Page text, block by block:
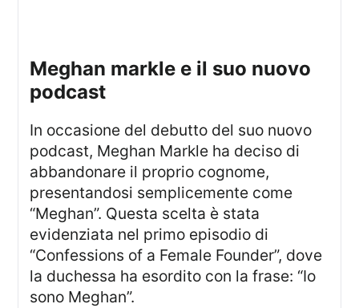
meghan markle e il suo nuovo
podcast
In occasione del debutto del suo nuovo
podcast, Meghan Markle ha deciso di
abbandonare il proprio cognome,
presentandosi semplicemente come
“Meghan”. Questa scelta è stata
evidenziata nel primo episodio di
“Confessions of a Female Founder”, dove
la duchessa ha esordito con la frase: “Io
sono Meghan”.